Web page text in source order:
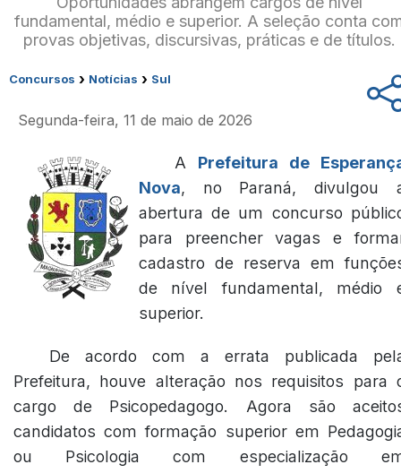
fundamental, médio e superior. A seleção conta
provas objetivas, discursivas, práticas e de títulos.
Concursos › Notícias › Sul
Segunda-feira, 11 de maio de 2026
A Prefeitura de
Nova, no Paraná, divulgou
abertura de um concurso
para preencher vagas e
cadastro de reserva em
de nível fundamental, médio
superior.
De acordo com a errata publicada
Prefeitura, houve alteração nos requisitos para
cargo de Psicopedagogo. Agora são
candidatos com formação superior em
ou Psicologia com especialização